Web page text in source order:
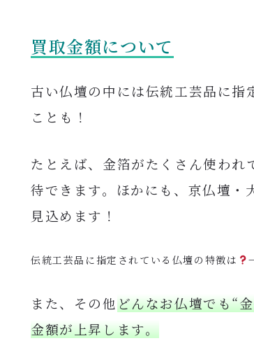
買取金額について
古い仏壇の中には伝統工芸品に指
ことも！
たとえば、金箔がたくさん使わ
待できます。ほかにも、京仏壇・
見込めます！
伝統工芸品に指定されている仏壇の特徴は
また、その他どんなお仏壇でも“
金額が上昇します。